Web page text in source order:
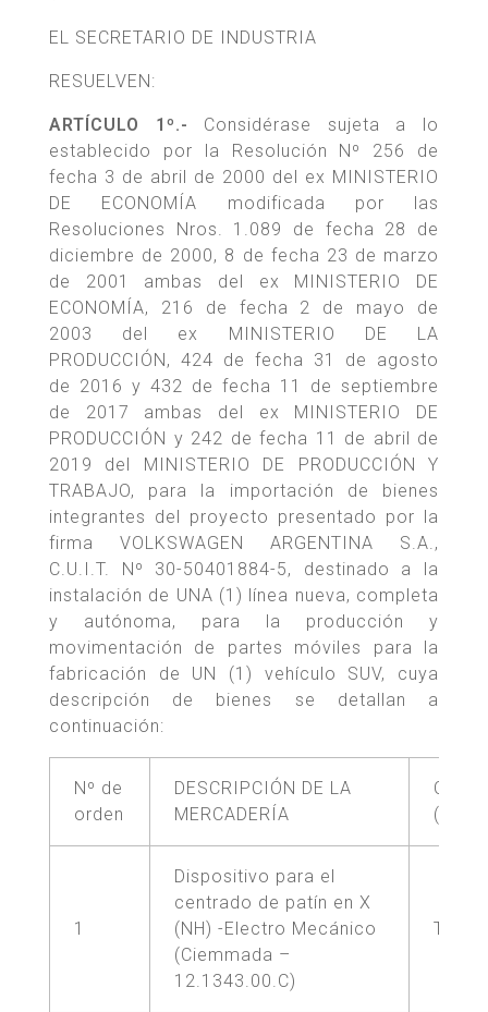
EL SECRETARIO DE INDUSTRIA
RESUELVEN:
ARTÍCULO 1º.- Considérase sujeta a lo
establecido por la Resolución Nº 256 de
fecha 3 de abril de 2000 del ex MINISTERIO
DE ECONOMÍA modificada por las
Resoluciones Nros. 1.089 de fecha 28 de
diciembre de 2000, 8 de fecha 23 de marzo
de 2001 ambas del ex MINISTERIO DE
ECONOMÍA, 216 de fecha 2 de mayo de
2003 del ex MINISTERIO DE LA
PRODUCCIÓN, 424 de fecha 31 de agosto
de 2016 y 432 de fecha 11 de septiembre
de 2017 ambas del ex MINISTERIO DE
PRODUCCIÓN y 242 de fecha 11 de abril de
2019 del MINISTERIO DE PRODUCCIÓN Y
TRABAJO, para la importación de bienes
integrantes del proyecto presentado por la
firma VOLKSWAGEN ARGENTINA S.A.,
C.U.I.T. Nº 30-50401884-5, destinado a la
instalación de UNA (1) línea nueva, completa
y autónoma, para la producción y
movimentación de partes móviles para la
fabricación de UN (1) vehículo SUV, cuya
descripción de bienes se detallan a
continuación:
Nº de
orden
DESCRIPCIÓN DE LA
MERCADERÍA
1
Dispositivo para el
centrado de patín en X
(NH) -Electro Mecánico
(Ciemmada –
12.1343.00.C)
TRES